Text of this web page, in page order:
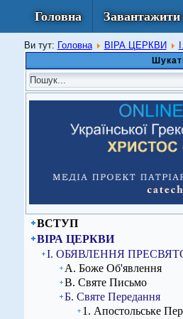
Головна
Ви тут: Головна ВІРА ЦЕРКВИ
ВСТУП
ВІРА ЦЕРКВИ
I. ОБЯВЛЕННЯ
А. Боже Об'явлення
В. Святе Письмо
Б. Святе Передання
1. Апостольське